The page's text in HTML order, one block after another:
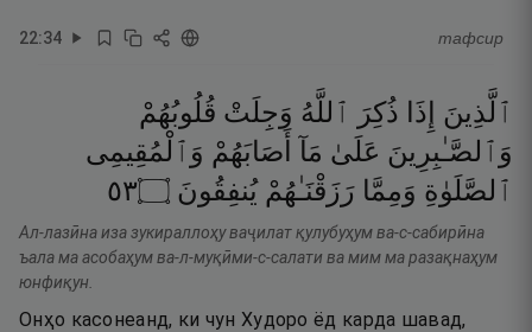
22:34 тафсир
ٱلَّذِينَ إِذَا ذُكِرَ ٱللَّهُ وَجِلَتْ قُلُوبُهُمْ
وَٱلصَّـٰبِرِينَ عَلَىٰ مَآ أَصَابَهُمْ وَٱلْمُقِيمِى
ٱلصَّلَوٰةِ وَمِمَّا رَزَقْنَـٰهُمْ يُنفِقُونَ ۝٣٥
Ал-лазӣна иза зукираллоҳу ваҷилат қулубуҳум ва-с-сабирӣна
ъала ма асобаҳум ва-л-муқӣми-с-салати ва мим ма разақнаҳум
юнфиқун.
Онҳо касонеанд, ки чун Худоро ёд карда шавад,